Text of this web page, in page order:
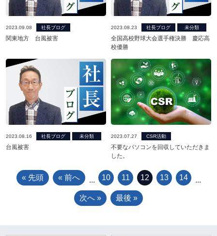
2023.09.08 社長ブログ
関東地方 台風被害
2023.08.23 社長ブログ 未分類
全国高校野球大会選手権決勝 慶応高
校優勝
2023.08.16 社長ブログ 未分類
台風被害
2023.07.27 CSR活動
不要なパソコンを回収していただきま
した。
« 先頭 « 前へ ... 10 11 12 13 14 ...
次へ » 最後 »